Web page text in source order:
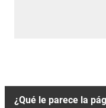
¿Qué le parece la